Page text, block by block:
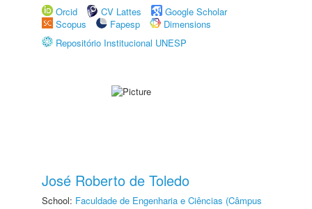
Orcid
CV Lattes
Google Scholar
Scopus
Fapesp
Dimensions
Repositório Institucional UNESP
José Roberto de Toledo
School: Faculdade de Engenharia e Ciências (Câmpus